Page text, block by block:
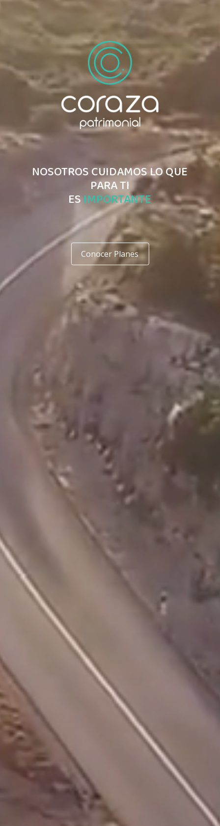
NOSOTROS CUIDAMOS LO QUE
PARA TI
ESIMPORTANTE
Conocer Planes